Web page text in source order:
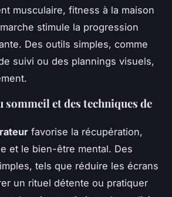
musculaire, fitness à la maison
stimule la progression
Des outils simples, comme
suivi ou des plannings visuels,
sommeil et des techniques de
favorise la récupération,
et le bien-être mental. Des
tels que réduire les écrans
un rituel détente ou pratiquer